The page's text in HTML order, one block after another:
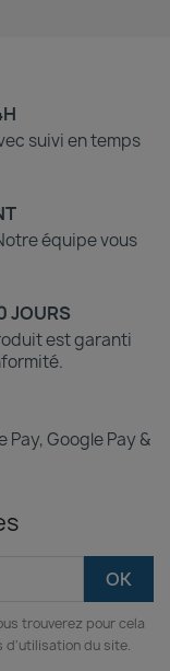
suivi en temps
équipe vous
JOURS
est garanti
Pay, Google Pay &
trouverez pour cela
d'utilisation du site.